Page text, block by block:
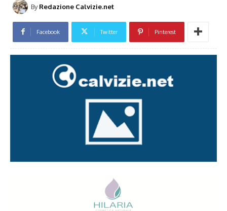
By Redazione Calvizie.net
Facebook Twitter Pinterest